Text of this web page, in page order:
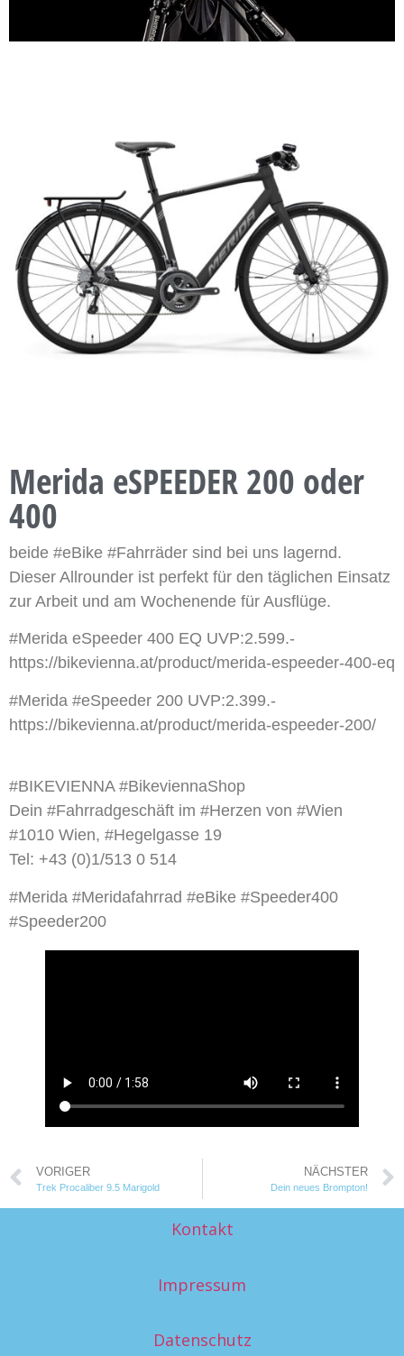
Merida eSPEEDER 200 oder
400
beide #eBike #Fahrräder sind bei uns lagernd.
Dieser Allrounder ist perfekt für den täglichen Einsatz
zur Arbeit und am Wochenende für Ausflüge.
#Merida eSpeeder 400 EQ UVP:2.599.-
https://bikevienna.at/product/merida-espeeder-400-eq
#Merida #eSpeeder 200 UVP:2.399.-
https://bikevienna.at/product/merida-espeeder-200/
#BIKEVIENNA #BikeviennaShop
Dein #Fahrradgeschäft im #Herzen von #Wien
#1010 Wien, #Hegelgasse 19
Tel: +43 (0)1/513 0 514
#Merida #Meridafahrrad #eBike #Speeder400
#Speeder200
VORIGER
Trek Procaliber 9.5 Marigold
NÄCHSTER
Dein neues Brompton!
Kontakt
Impressum
Datenschutz